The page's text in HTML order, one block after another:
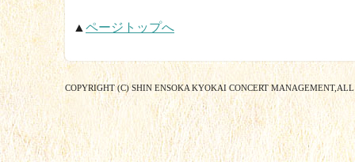
▲ ページトップへ
COPYRIGHT (C) SHIN ENSOKA KYOKAI CONCERT MANAGEMENT,ALL